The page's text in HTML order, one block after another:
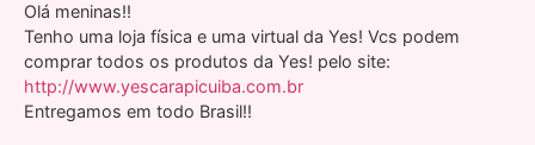
Olá meninas!!
Tenho uma loja física e uma virtual da Yes! Vcs podem
comprar todos os produtos da Yes! pelo site:
http://www.yescarapicuiba.com.br
Entregamos em todo Brasil!!